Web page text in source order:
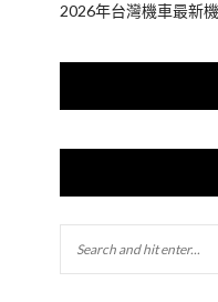
2026年台灣機車最新